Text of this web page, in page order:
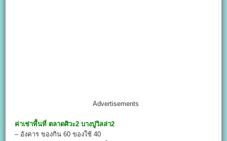
Advertisements
ค่าเช่าพื้นที่ ตลาดศิวะ2 บางปูวิลล่า2
– อังคาร ของกิน 60 ของใช้ 40